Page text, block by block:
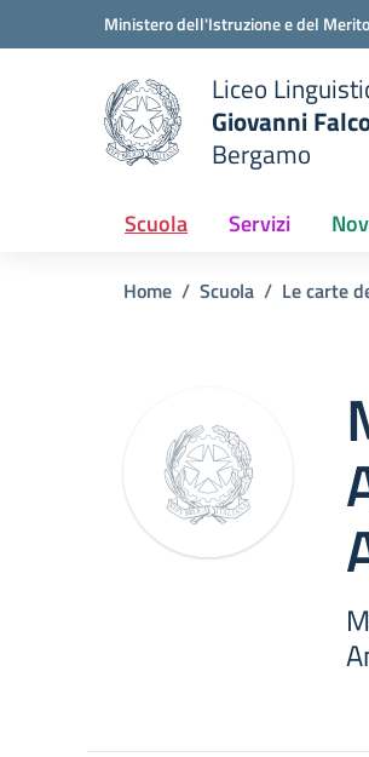
Vai ai contenuti
Vai al menu di navigazioneMinistero dell'Istruzione e del Merito
scuola
Liceo
Giovanni
Bergamo
Scuola Servizi
Home Scuola Le carte